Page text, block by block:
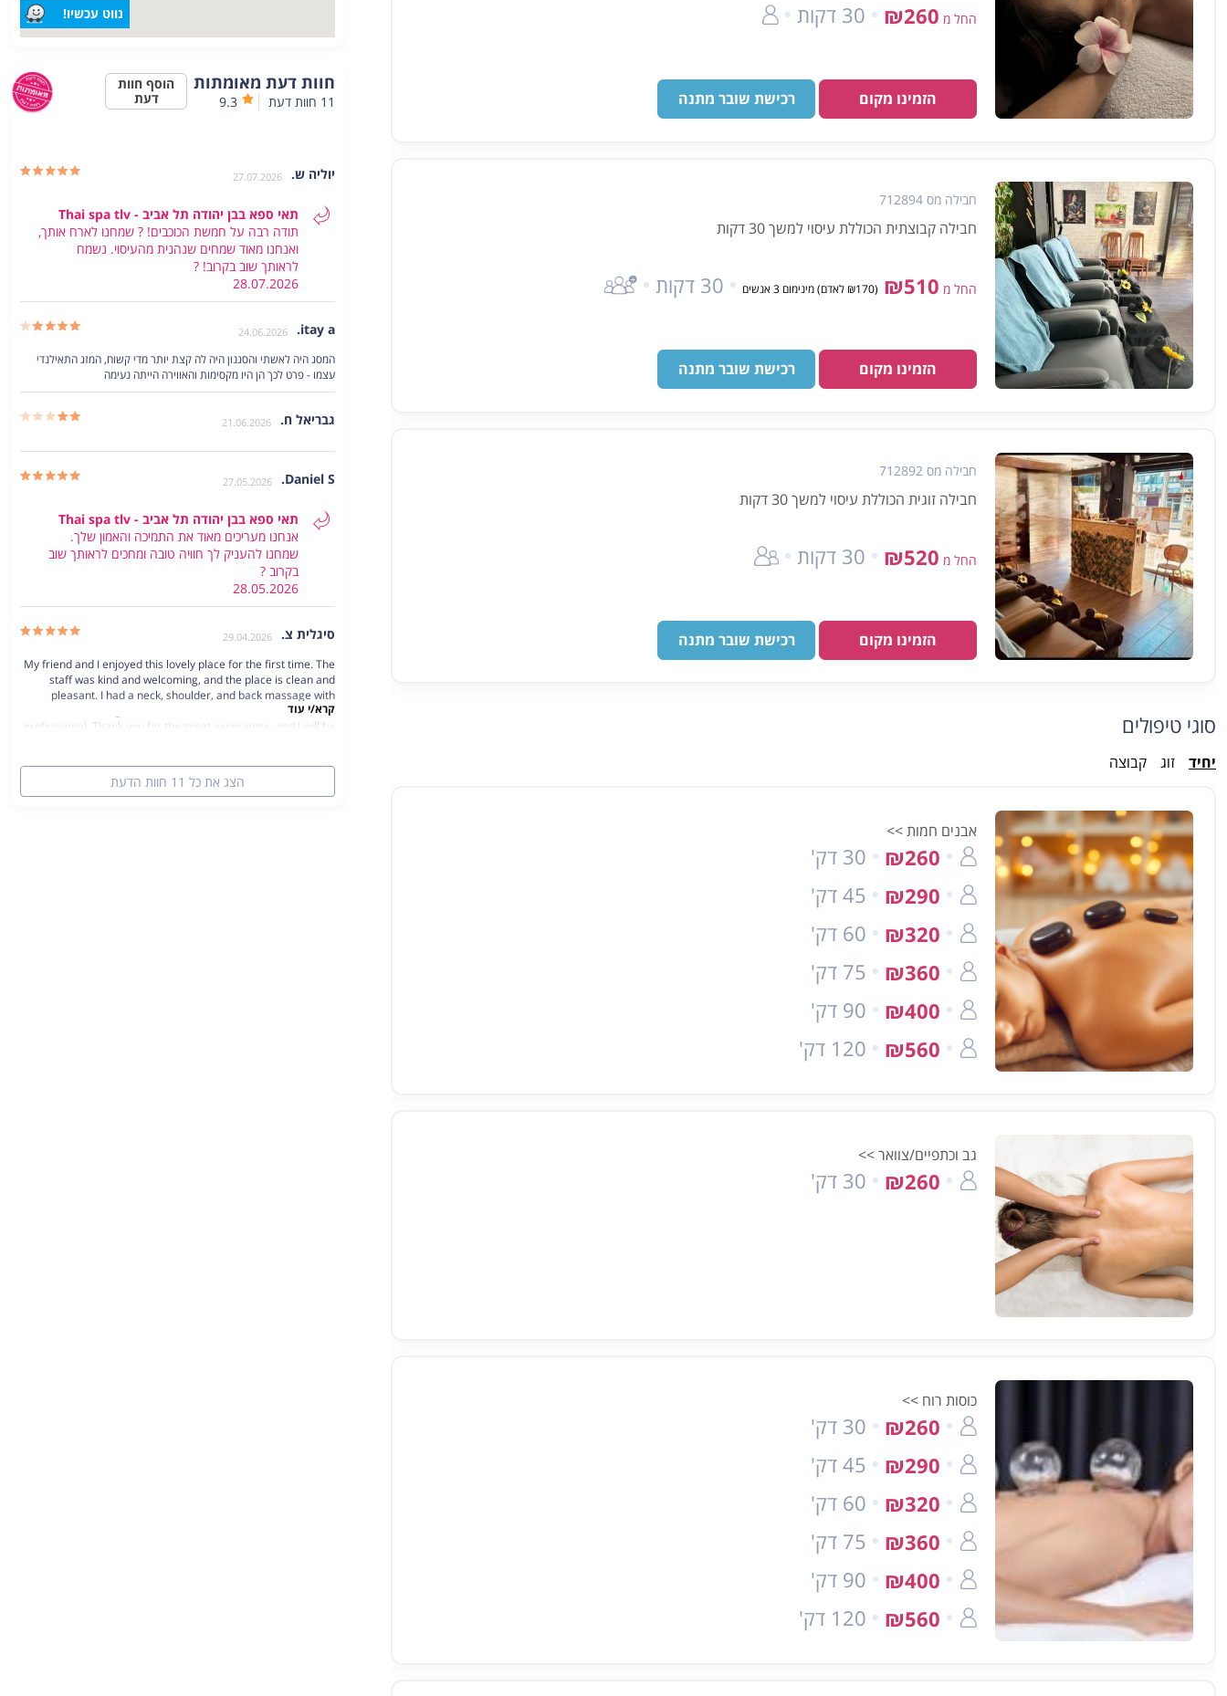
החל מ ₪260 30 דקות
הזמינו מקום רכישת שובר מתנה
חבילה מס 712894
חבילה קבוצתית הכוללת עיסוי למשך 30 דקות
החל מ ₪510 (₪170 לאדם) מינימום 3 אנשים 30 דקות
הזמינו מקום רכישת שובר מתנה
חבילה מס 712892
חבילה זוגית הכוללת עיסוי למשך 30 דקות
החל מ ₪520 30 דקות
הזמינו מקום רכישת שובר מתנה
סוגי טיפולים
יחיד זוג קבוצה
אבנים חמות >>
₪260
30 דק'
₪290
45 דק'
₪320
60 דק'
₪360
75 דק'
₪400
90 דק'
₪560
120 דק'
גב וכתפיים/צוואר >>
₪260 30 דק'
כוסות רוח >>
₪260
30 דק'
₪290
45 דק'
₪320
60 דק'
₪360
75 דק'
₪400
90 דק'
₪560
120 דק'
נווט עכשיו!
חוות דעת מאומתות
11 חוות דעת 9.3
הוסף חוות
דעת
יוליה ש. 27.07.2026
קרא/י עוד
תאי ספא בבן יהודה תל אביב - Thai spa tlv
תודה רבה על חמשת הכוכבים! ? שמחנו לארח אותך,
ואנחנו מאוד שמחים שנהנית מהעיסוי. נשמח
לראותך שוב בקרוב! ?
28.07.2026
itay a.
24.06.2026
המסג היה לאשתי והסגנון היה לה קצת יותר מדי קשוח, המזג התאילנדי
עצמו - פרט לכך הן היו מקסימות והאווירה הייתה נעימה
גבריאל ח. 21.06.2026
Daniel S.
27.05.2026
קרא/י עוד
תאי ספא בבן יהודה תל אביב - Thai spa tlv
אנחנו מעריכים מאוד את התמיכה והאמון שלך.
שמחנו להעניק לך חוויה טובה ומחכים לראותך שוב
בקרוב ?
28.05.2026
סיגלית צ. 29.04.2026
My friend and I enjoyed this lovely place for the first time. The
staff was kind and welcoming, and the place is clean and
pleasant. I had a neck, shoulder, and back massage with
Chris, which was great, and Chris was so attentive to me and
professional. Thank you for the great experience, and I will be
קרא/י עוד
הצג את כל 11 חוות הדעת